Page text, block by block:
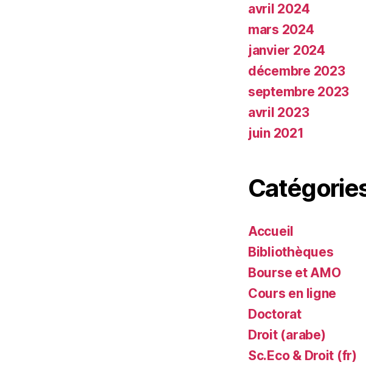
avril 2024
mars 2024
janvier 2024
décembre 2023
septembre 2023
avril 2023
juin 2021
Accueil
Bibliothèques
Bourse et AMO
Cours en ligne
Doctorat
Droit (arabe)
Sc.Eco & Droit (fr)